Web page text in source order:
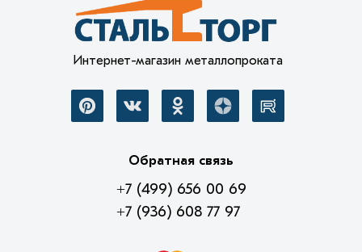
Интернет-магазин металлопроката
Обратная связь
+7 (499) 656 00 69
+7 (936) 608 77 97